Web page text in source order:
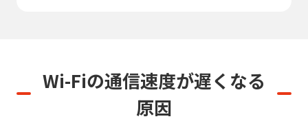
Wi-Fiの通信速度が遅くなる
原因